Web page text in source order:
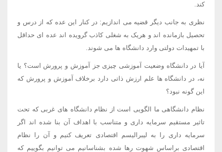
کند.
نظری به جانب دیگر قضیه می اندازیم: در کنار این عده که از درس و
تحصیل بازمانده اند و هریک به شغلی کاذب گرویده اند عده ای حداقل
با تمهیدات دولتی وارد دانشگاه ها می شوند.
آیا در دانشگاه وضعیت آموزشی چیزی جز آموزش و پرورش است؟ یا
نه، در دانشگاه ها علم ارزش ذاتی دارد برخلاف آموزش و پرورش که
این گونه نبود؟
نظام دانشگاهی ما الگویی است از نظام دانشگاه های غربی که تحت
تاثیر مستقیم سرمایه داری و متناسب با اهداف آن بنا شده اند اگر
سرمایه داری را به لیبرالیسم اقتصادی تعریف کنیم و آن را نظام
اقتصادی براساس شهوت رها شده بشناسانیم می توانیم بگوییم که